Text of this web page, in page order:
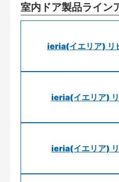
室内ドア製品ライン
ieria(イエリア) リ
ieria(イエリア)
ieria(イエリア)